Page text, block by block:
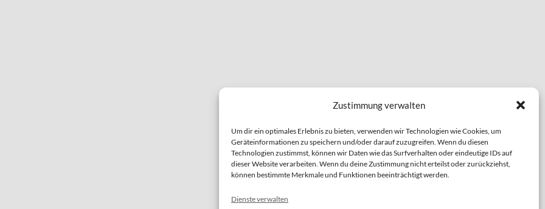
Zustimmung verwalten
Um dir ein optimales Erlebnis zu bieten, verwenden wir Technologien wie Cookies, um
Geräteinformationen zu speichern und/oder darauf zuzugreifen. Wenn du diesen
Technologien zustimmst, können wir Daten wie das Surfverhalten oder eindeutige IDs auf
dieser Website verarbeiten. Wenn du deine Zustimmung nicht erteilst oder zurückziehst,
können bestimmte Merkmale und Funktionen beeinträchtigt werden.
Dienste verwalten